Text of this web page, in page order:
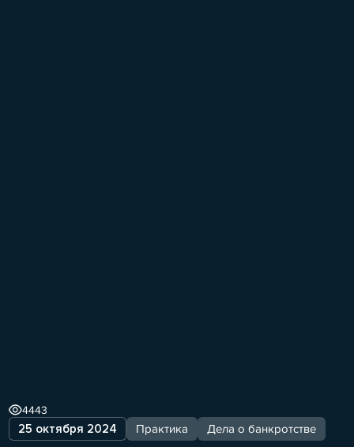
25 октября 2024 Практика Дела о банкротстве
4443